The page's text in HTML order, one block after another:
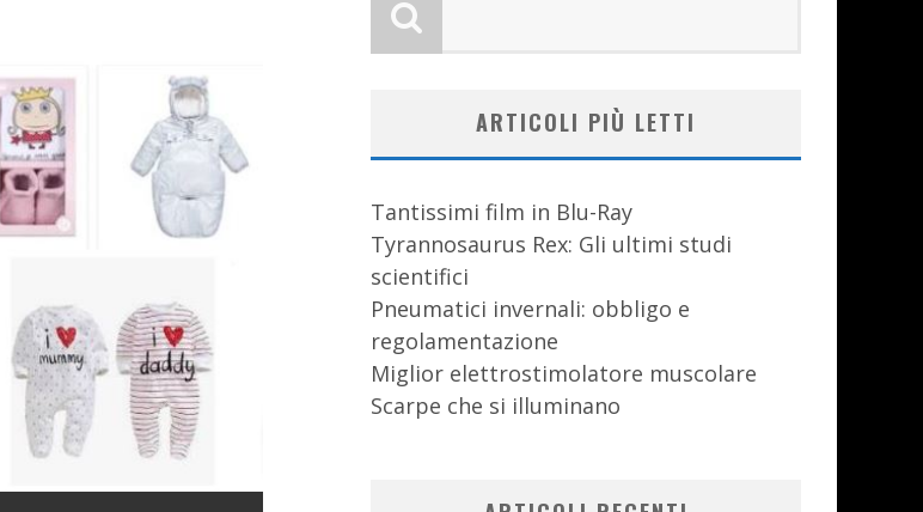
ARTICOLI PIÙ LETTI
Tantissimi film in Blu-Ray
Tyrannosaurus Rex: Gli ultimi studi
scientifici
Pneumatici invernali: obbligo e
regolamentazione
Miglior elettrostimolatore muscolare
Scarpe che si illuminano